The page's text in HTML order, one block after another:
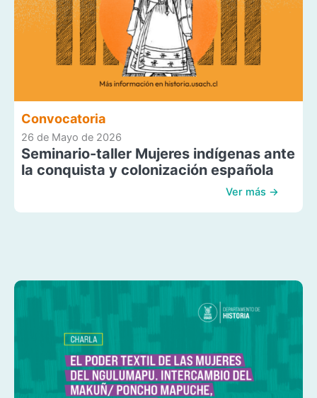
Convocatoria
26 de Mayo de 2026
Seminario-taller Mujeres indígenas ante
la conquista y colonización española
Ver más →